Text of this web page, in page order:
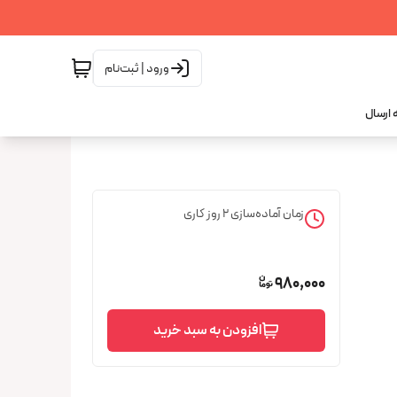
ورود | ثبت‌نام
ارسال
زمان آماده‌سازی2روز کاری
980,000
افزودن به سبد خرید